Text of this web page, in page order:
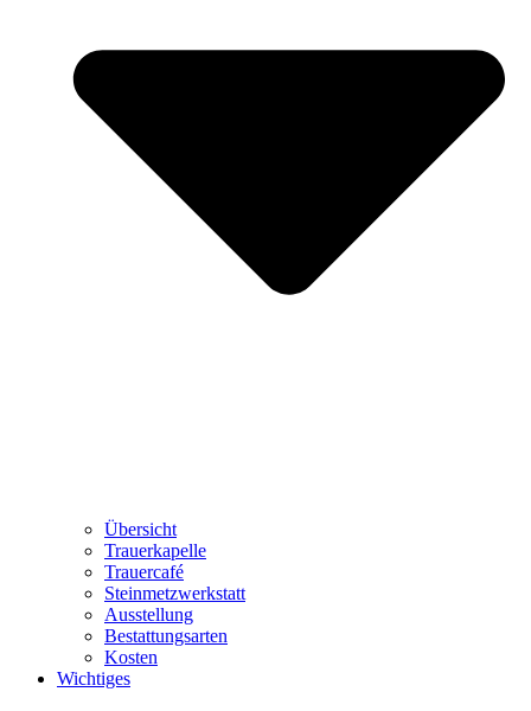
Übersicht
Trauerkapelle
Trauercafé
Steinmetzwerkstatt
Ausstellung
Bestattungsarten
Kosten
Wichtiges